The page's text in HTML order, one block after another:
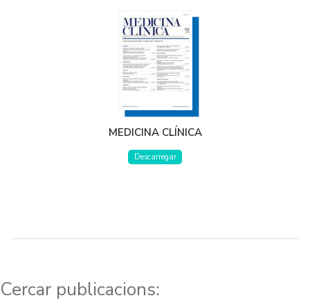
MEDICINA CLÍNICA
Descarregar
Cercar publicacions: